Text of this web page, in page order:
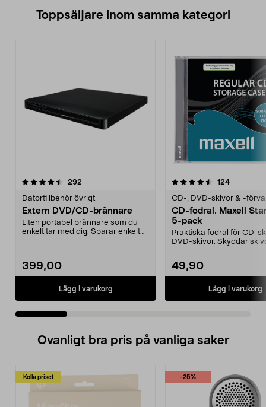
Toppsäljare inom samma kategori
292
Datortillbehör övrigt
Extern DVD/CD-brännare
Liten portabel brännare som du
enkelt tar med dig. Sparar enkelt
399,00
Lägg i varukorg
4.5 av 5 stjärnor 124
CD-, DVD-skivor & -
CD-fodral. Maxell
5-pack
Praktiska fodral för CD-
DVD-skivor. Skyddar
49,90
Lägg i varukorg
4.5 av 5 stjärnor
Ovanligt bra pris på vanliga saker
Kolla priset -25%